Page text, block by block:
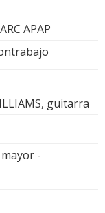
APAP
guitarra
-